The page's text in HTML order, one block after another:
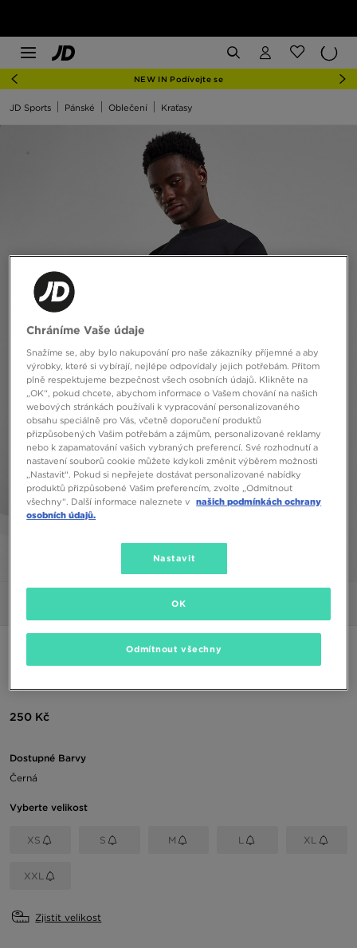
NEW IN Podívejte se
JD Sports Pánské Oblečení Kraťasy
250 Kč
Dostupné Barvy
Černá
Vyberte velikost
XS S M L XL
XXL
Zjistit velikost
Chráníme Vaše údaje
Snažíme se, aby bylo nakupování pro naše zákazníky příjemné a aby
výrobky, které si vybírají, nejlépe odpovídaly jejich potřebám. Přitom
plně respektujeme bezpečnost všech osobních údajů. Klikněte na
„OK“, pokud chcete, abychom informace o Vašem chování na našich
webových stránkách používali k vypracování personalizovaného
obsahu speciálně pro Vás, včetně doporučení produktů
přizpůsobených Vašim potřebám a zájmům, personalizované reklamy
nebo k zapamatování vašich vybraných preferencí. Své rozhodnutí a
nastavení souborů cookie můžete kdykoli změnit výběrem možnosti
„Nastavit“. Pokud si nepřejete dostávat personalizované nabídky
produktů přizpůsobené Vašim preferencím, zvolte „Odmítnout
všechny“. Další informace naleznete v našich podmínkách ochrany
osobních údajů.
Nastavit
Odmítnout všechny
OK